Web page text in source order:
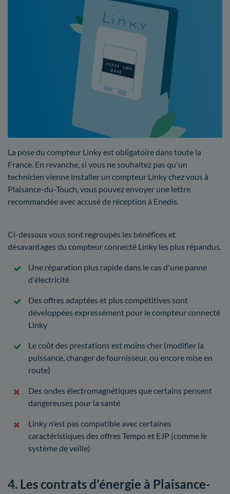
La pose du compteur Linky est obligatoire dans toute la
France. En revanche, si vous ne souhaitez pas qu'un
technicien vienne installer un compteur Linky chez vous à
Plaisance-du-Touch, vous pouvez envoyer une lettre
recommandée avec accusé de réception à Enedis.
Ci-dessous vous sont regroupés les bénéfices et
désavantages du compteur connecté Linky les plus répandus.
Une réparation plus rapide dans le cas d'une panne
d'électricité
Des offres adaptées et plus compétitives sont
développées expressément pour le compteur connecté
Linky
Le coût des prestations est moins cher (modifier la
puissance, changer de fournisseur, ou encore mise en
route)
Des ondes électromagnétiques que certains pensent
dangereuses pour la santé
Linky n'est pas compatible avec certaines
caractéristiques des offres Tempo et EJP (comme le
système de veille)
4. Les contrats d'énergie à Plaisance-